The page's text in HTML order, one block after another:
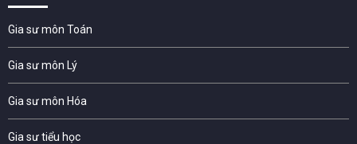
Gia sư môn Toán
Gia sư môn Lý
Gia sư môn Hóa
Gia sư tiểu học